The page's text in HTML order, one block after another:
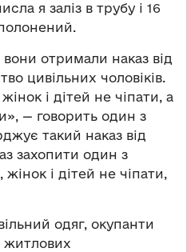
я заліз в трубу і 16
отримали наказ від
цивільних чоловіків.
і дітей не чіпати, а
— говорить один з
такий наказ від
захопити один з
жінок і дітей не чіпати,
одяг, окупанти
житлових